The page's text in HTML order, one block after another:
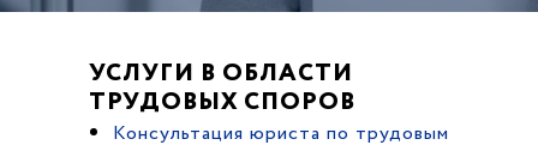
УСЛУГИ В ОБЛАСТИ
ТРУДОВЫХ СПОРОВ
Консультация юриста по трудовым